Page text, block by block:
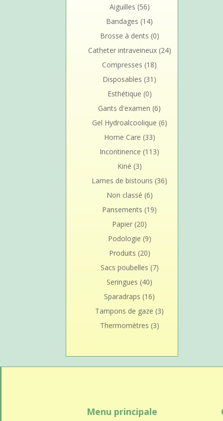
Aiguilles (56)
Bandages (14)
Brosse à dents (0)
Catheter intraveineux (24)
Compresses (18)
Disposables (31)
Esthétique (0)
Gants d'examen (6)
Gel Hydroalcoolique (6)
Home Care (33)
Incontinence (113)
Kiné (3)
Lames de bistouris (36)
Non classé (6)
Pansements (19)
Papier (20)
Podologie (9)
Produits (20)
Sacs poubelles (7)
Seringues (40)
Sparadraps (16)
Tampons de gaze (3)
Thermomètres (3)
Menu principale